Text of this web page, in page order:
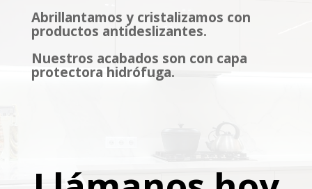
Abrillantamos y cristalizamos con
productos antideslizantes.
Nuestros acabados son con capa
protectora hidrófuga.